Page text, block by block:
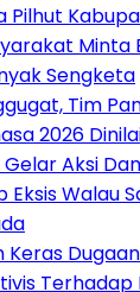
Pilhut
Minta
Sengketa
Tim
2026
Aksi
Walau
Keras
Terhadap